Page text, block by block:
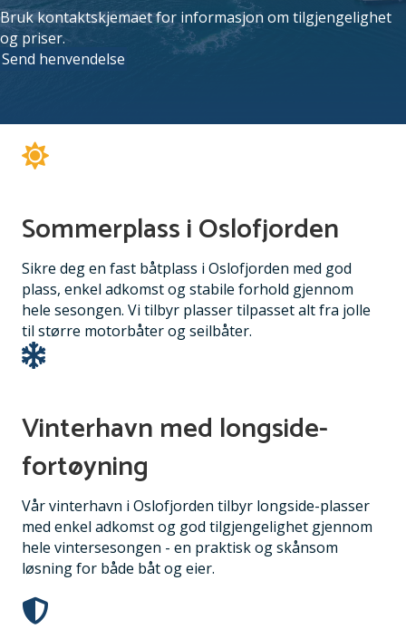
Bruk kontaktskjemaet for informasjon om tilgjengelighet
og priser.
Send henvendelse
Sommerplass i Oslofjorden
Sikre deg en fast båtplass i Oslofjorden med god
plass, enkel adkomst og stabile forhold gjennom
hele sesongen. Vi tilbyr plasser tilpasset alt fra jolle
til større motorbåter og seilbåter.
Vinterhavn med longside-
fortøyning
Vår vinterhavn i Oslofjorden tilbyr longside-plasser
med enkel adkomst og god tilgjengelighet gjennom
hele vintersesongen - en praktisk og skånsom
løsning for både båt og eier.